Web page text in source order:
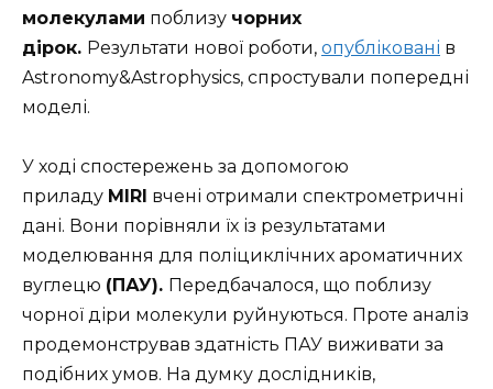
молекулами поблизу чорних
дірок. Результати нової роботи, опубліковані в
Astronomy&Astrophysics, спростували попередні
моделі.
У ході спостережень за допомогою
приладу MIRI вчені отримали спектрометричні
дані. Вони порівняли їх із результатами
моделювання для поліциклічних ароматичних
вуглецю (ПАУ). Передбачалося, що поблизу
чорної діри молекули руйнуються. Проте аналіз
продемонстрував здатність ПАУ виживати за
подібних умов. На думку дослідників,